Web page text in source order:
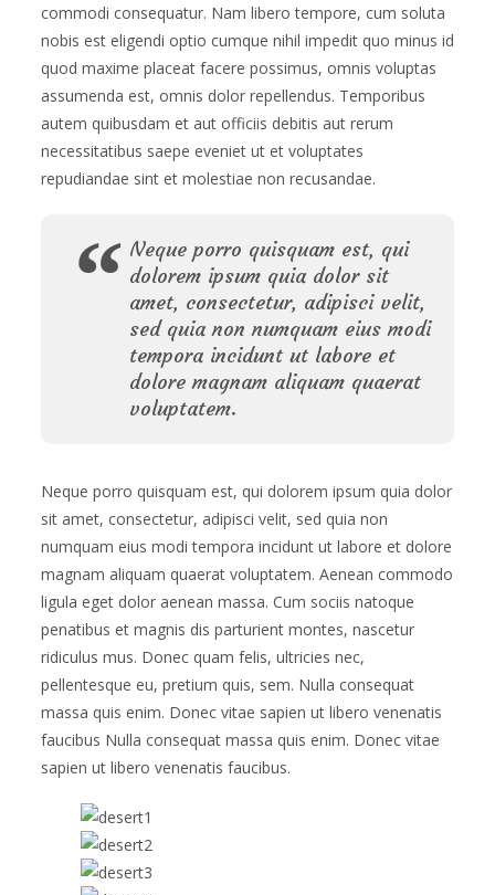
commodi consequatur. Nam libero tempore, cum soluta
nobis est eligendi optio cumque nihil impedit quo minus id
quod maxime placeat facere possimus, omnis voluptas
assumenda est, omnis dolor repellendus. Temporibus
autem quibusdam et aut officiis debitis aut rerum
necessitatibus saepe eveniet ut et voluptates
repudiandae sint et molestiae non recusandae.
Neque porro quisquam est, qui
dolorem ipsum quia dolor sit
amet, consectetur, adipisci velit,
sed quia non numquam eius modi
tempora incidunt ut labore et
dolore magnam aliquam quaerat
voluptatem.
Neque porro quisquam est, qui dolorem ipsum quia dolor
sit amet, consectetur, adipisci velit, sed quia non
numquam eius modi tempora incidunt ut labore et dolore
magnam aliquam quaerat voluptatem. Aenean commodo
ligula eget dolor aenean massa. Cum sociis natoque
penatibus et magnis dis parturient montes, nascetur
ridiculus mus. Donec quam felis, ultricies nec,
pellentesque eu, pretium quis, sem. Nulla consequat
massa quis enim. Donec vitae sapien ut libero venenatis
faucibus Nulla consequat massa quis enim. Donec vitae
sapien ut libero venenatis faucibus.